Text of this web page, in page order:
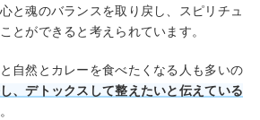
と魂のバランスを取り戻し、スピリチュ
とができると考えられています。
自然とカレーを食べたくなる人も多いの
、デトックスして整えたいと伝えている